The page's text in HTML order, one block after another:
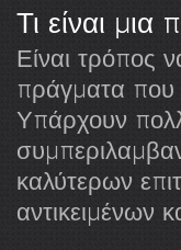
Τι είναι μια
Είναι τρόπος
πράγματα που
Υπάρχουν
καλύτερων
αντικειμένων